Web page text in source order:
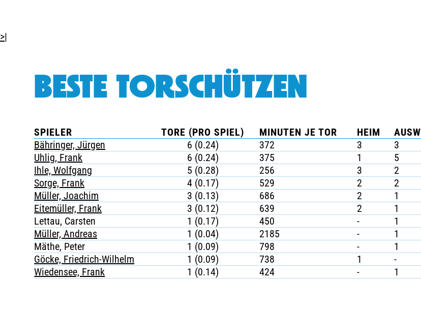
>|
BESTE TORSCHÜTZEN
SPIELER TORE (PRO SPIEL) MINUTEN JE TOR HEIM AUSW
Bähringer, Jürgen
6 (0.24) 372 3 3
Uhlig, Frank
6 (0.24) 375 1 5
Ihle, Wolfgang
5 (0.28) 256 3 2
Sorge, Frank
4 (0.17) 529 2 2
Müller, Joachim
3 (0.13) 686 2 1
Eitemüller, Frank
3 (0.12) 639 2 1
Lettau, Carsten
1 (0.17) 450 - 1
Müller, Andreas
1 (0.04) 2185 - 1
Mäthe, Peter
1 (0.09) 798 - 1
Göcke, Friedrich-Wilhelm
1 (0.09) 738 1 -
Wiedensee, Frank
1 (0.14) 424 - 1